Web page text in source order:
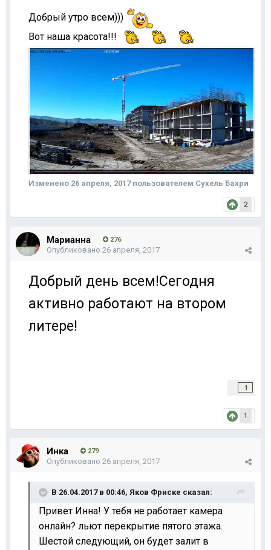
Добрый утро всем)))
Вот наша красота!!!
Изменено 26 апреля, 2017пользователем Сухель Бахри
2
Марианна 276
Опубликовано 26 апреля, 2017
Добрый день всем!Сегодня
активно работают на втором
литере!
1
1
Инка 279
Опубликовано 26 апреля, 2017
В 26.04.2017 в 00:46, Яков Фриске сказал:
Привет Инна! У тебя не работает камера
онлайн? льют перекрытие пятого этажа.
Шестой следующий, он будет залит в